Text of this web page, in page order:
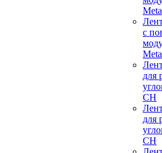
c
для
CH
для
CH